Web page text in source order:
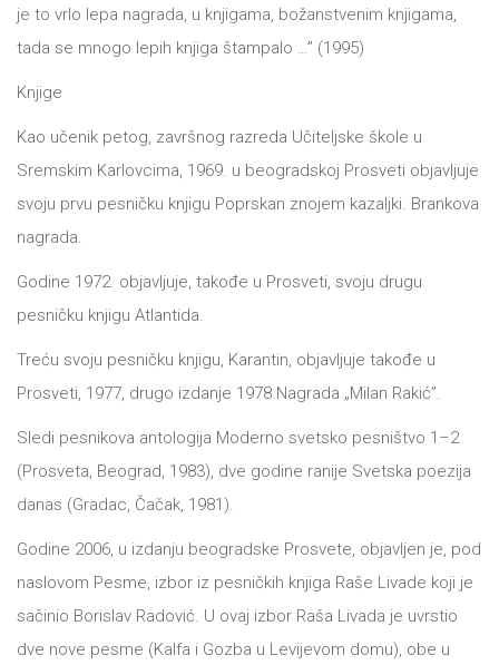
je to vrlo lepa nagrada, u knjigama, božanstvenim knjigama,
tada se mnogo lepih knjiga štampalo …” (1995)
Knjige
Kao učenik petog, završnog razreda Učiteljske škole u
Sremskim Karlovcima, 1969. u beogradskoj Prosveti objavljuje
svoju prvu pesničku knjigu Poprskan znojem kazaljki. Brankova
nagrada.
Godine 1972. objavljuje, takođe u Prosveti, svoju drugu
pesničku knjigu Atlantida.
Treću svoju pesničku knjigu, Karantin, objavljuje takođe u
Prosveti, 1977, drugo izdanje 1978.Nagrada „Milan Rakić”.
Sledi pesnikova antologija Moderno svetsko pesništvo 1–2
(Prosveta, Beograd, 1983), dve godine ranije Svetska poezija
danas (Gradac, Čačak, 1981).
Godine 2006, u izdanju beogradske Prosvete, objavljen je, pod
naslovom Pesme, izbor iz pesničkih knjiga Raše Livade koji je
sačinio Borislav Radović. U ovaj izbor Raša Livada je uvrstio
dve nove pesme (Kalfa i Gozba u Levijevom domu), obe u